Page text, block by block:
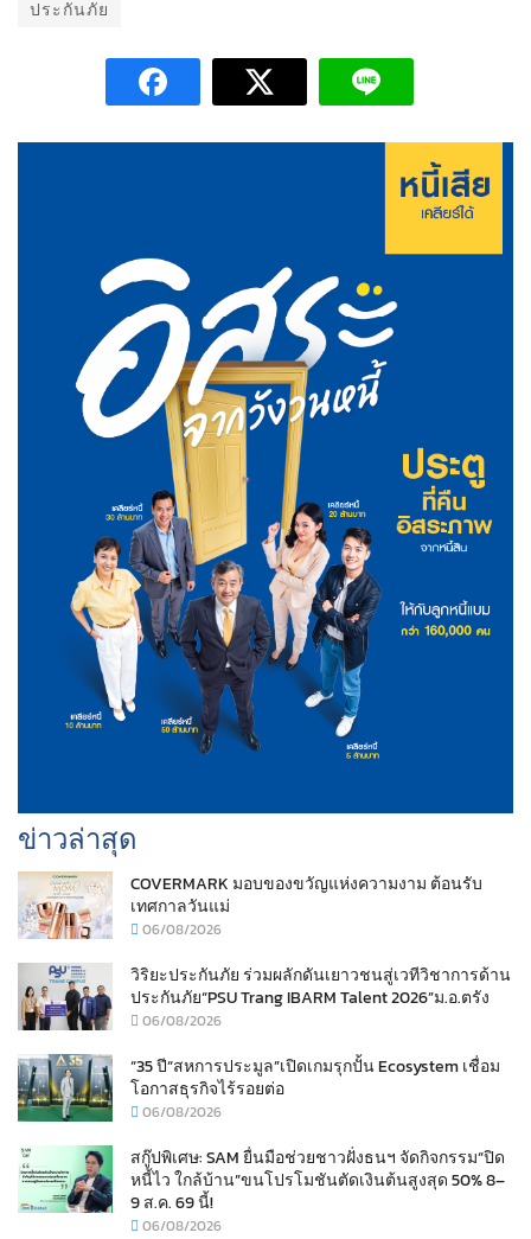
ประกันภัย
ข่าวล่าสุด
COVERMARK มอบของขวัญแห่งความงาม ต้อนรับ
เทศกาลวันแม่
06/08/2026
วิริยะประกันภัย ร่วมผลักดันเยาวชนสู่เวทีวิชาการด้าน
ประกันภัย“PSU Trang IBARM Talent 2026”ม.อ.ตรัง
06/08/2026
“35 ปี“สหการประมูล”เปิดเกมรุกปั้น Ecosystem เชื่อม
โอกาสธุรกิจไร้รอยต่อ
06/08/2026
สกู๊ปพิเศษ: SAM ยื่นมือช่วยชาวฝั่งธนฯ จัดกิจกรรม“ปิด
หนี้ไว ใกล้บ้าน”ขนโปรโมชันตัดเงินต้นสูงสุด 50% 8–
9 ส.ค. 69 นี้!
06/08/2026